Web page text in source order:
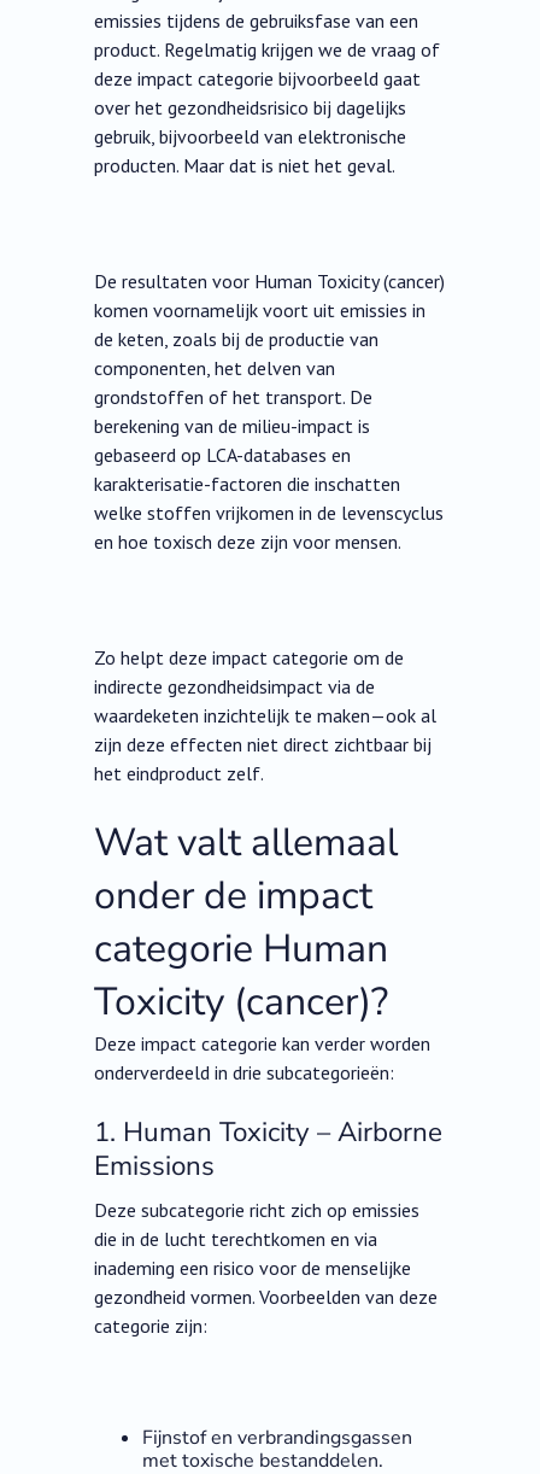
emissies tijdens de gebruiksfase van een
product. Regelmatig krijgen we de vraag of
deze impact categorie bijvoorbeeld gaat
over het gezondheidsrisico bij dagelijks
gebruik, bijvoorbeeld van elektronische
producten. Maar dat is niet het geval.
De resultaten voor Human Toxicity (cancer)
komen voornamelijk voort uit emissies in
de keten, zoals bij de productie van
componenten, het delven van
grondstoffen of het transport. De
berekening van de milieu-impact is
gebaseerd op LCA-databases en
karakterisatie-factoren die inschatten
welke stoffen vrijkomen in de levenscyclus
en hoe toxisch deze zijn voor mensen.
Zo helpt deze impact categorie om de
indirecte gezondheidsimpact via de
waardeketen inzichtelijk te maken—ook al
zijn deze effecten niet direct zichtbaar bij
het eindproduct zelf.
Wat valt allemaal
onder de impact
categorie Human
Toxicity (cancer)?
Deze impact categorie kan verder worden
onderverdeeld in drie subcategorieën:
1. Human Toxicity – Airborne
Emissions
Deze subcategorie richt zich op emissies
die in de lucht terechtkomen en via
inademing een risico voor de menselijke
gezondheid vormen. Voorbeelden van deze
categorie zijn:
Fijnstof en verbrandingsgassen
met toxische bestanddelen.